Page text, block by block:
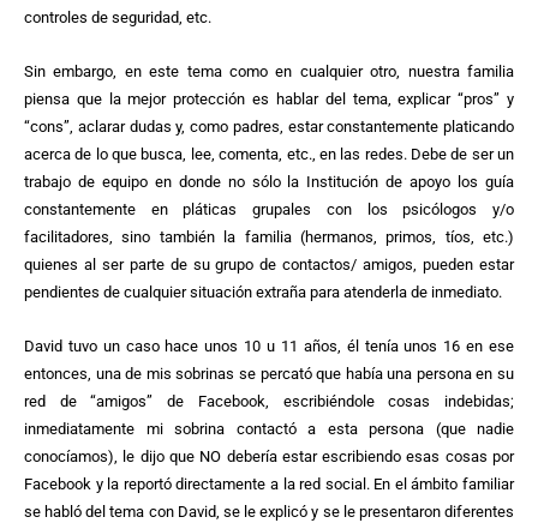
controles de seguridad, etc.
Sin embargo, en este tema como en cualquier otro, nuestra familia
piensa que la mejor protección es hablar del tema, explicar “pros” y
“cons”, aclarar dudas y, como padres, estar constantemente platicando
acerca de lo que busca, lee, comenta, etc., en las redes. Debe de ser un
trabajo de equipo en donde no sólo la Institución de apoyo los guía
constantemente en pláticas grupales con los psicólogos y/o
facilitadores, sino también la familia (hermanos, primos, tíos, etc.)
quienes al ser parte de su grupo de contactos/ amigos, pueden estar
pendientes de cualquier situación extraña para atenderla de inmediato.
David tuvo un caso hace unos 10 u 11 años, él tenía unos 16 en ese
entonces, una de mis sobrinas se percató que había una persona en su
red de “amigos” de Facebook, escribiéndole cosas indebidas;
inmediatamente mi sobrina contactó a esta persona (que nadie
conocíamos), le dijo que NO debería estar escribiendo esas cosas por
Facebook y la reportó directamente a la red social. En el ámbito familiar
se habló del tema con David, se le explicó y se le presentaron diferentes